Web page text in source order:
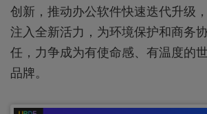
创新，推动办公软件快速迭代升级
注入全新活力，为环境保护和商务
任，力争成为有使命感、有温度的
品牌。